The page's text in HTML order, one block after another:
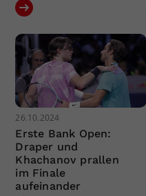
26.10.2024
Erste Bank Open:
Draper und
Khachanov prallen
im Finale
aufeinander